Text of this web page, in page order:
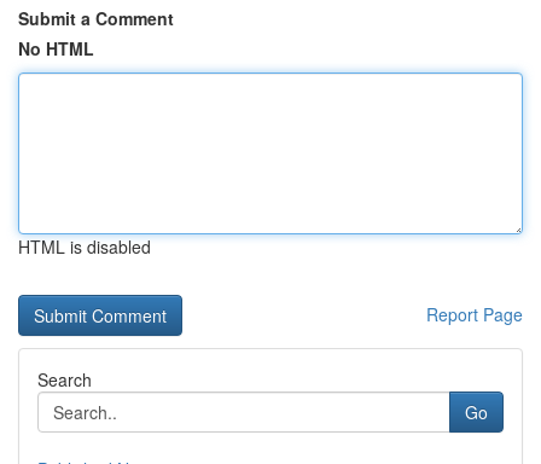
Submit a Comment
No HTML
HTML is disabled
Report Page
Search
Go